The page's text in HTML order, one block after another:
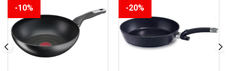
tá»«, hoÃ n thiá»n vá»i tay cáº§m tiá»n dá»¥ng vÃ cÃ¡c
cáº¡nh rÃ³t, Äá» thuáº­n tiá»n cho viá»c náº¥u nÆ°á»ng.
-10% -20%